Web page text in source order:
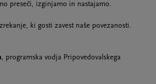
preseči, izginjamo in nastajamo.
ki gosti zavest naše povezanosti.
, programska vodja Pripovedovalskega